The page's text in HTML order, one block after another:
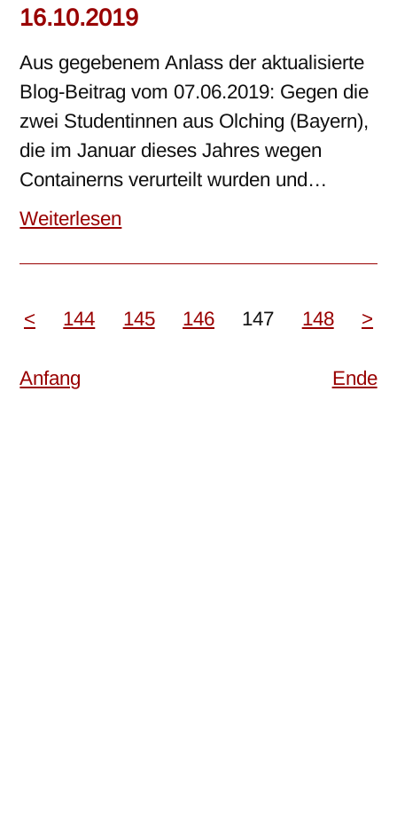
16.10.2019
Aus gegebenem Anlass der aktualisierte
Blog-Beitrag vom 07.06.2019: Gegen die
zwei Studentinnen aus Olching (Bayern),
die im Januar dieses Jahres wegen
Containerns verurteilt wurden und…
Weiterlesen
Anfang
< 144 145 146 147 148 >
Ende